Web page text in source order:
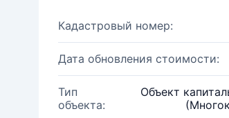
Кадастровый номер:
Дата обновления стоимости:
Тип
объекта:
Объект